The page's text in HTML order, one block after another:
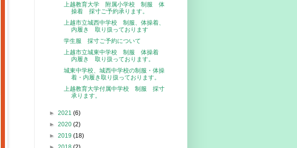
上越教育大学 附属小学校 制服 体
操着 採寸ご予約承ります。
上越市立城西中学校 制服、体操着、
内履き 取り扱っております
学生服 採寸ご予約について
上越市立城東中学校 制服 体操着
内履き 取り扱っております。
城東中学校、城西中学校の制服・体操
着・内履き取り扱っております。
上越教育大学付属中学校 制服 採寸
承ります。
► 2021 (6)
► 2020 (2)
► 2019 (18)